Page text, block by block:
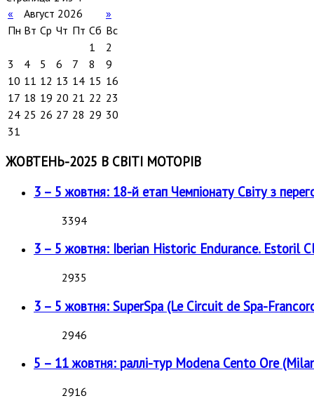
«
Август 2026
»
Пн Вт Ср Чт Пт Сб Вс
1
2
3
4 5 6 7 8
9
10 11 12 13 14 15 16
17 18 19 20 21 22 23
24 25 26 27 28 29 30
31
ЖОВТЕНЬ-2025 В СВІТІ МОТОРІВ
3 – 5 жовтня: 18-й етап Чемпіонату Світу з
3394
3 – 5 жовтня: Iberian Historic Endurance. Estoril
2935
3 – 5 жовтня: SuperSpa (Le Circuit de Spa-
2946
5 – 11 жовтня: раллі-тур Modena Cento Ore
2916